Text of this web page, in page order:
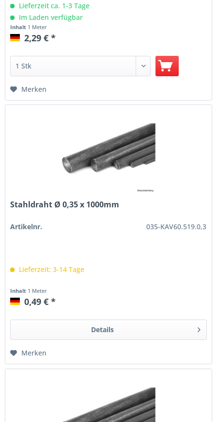
Lieferzeit ca. 1-3 Tage
Im Laden verfügbar
Inhalt 1 Meter
2,29 € *
Merken
Stahldraht Ø 0,35 x 1000mm
Artikelnr. 035-KAV60.519.0,3
Lieferzeit: 3-14 Tage
Inhalt 1 Meter
0,49 € *
Details
Merken